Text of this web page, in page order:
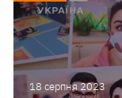
18 серпня 2023